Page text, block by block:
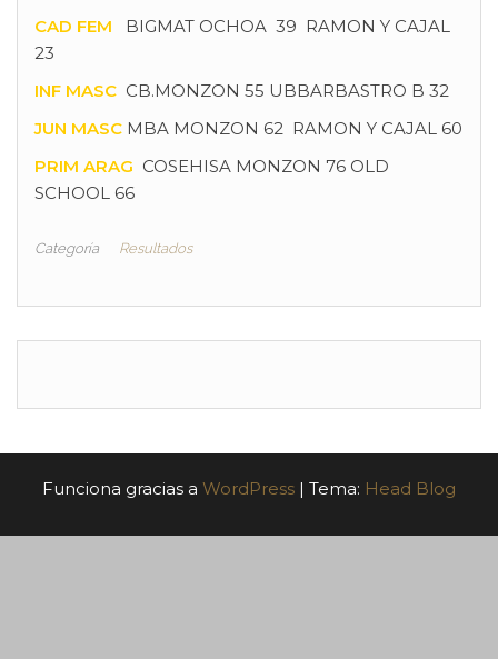
CAD FEM
BIGMAT OCHOA 39 RAMON Y CAJAL
23
INF MASC CB.MONZON 55 UBBARBASTRO B 32
JUN MASC MBA MONZON 62 RAMON Y CAJAL 60
PRIM ARAG COSEHISA MONZON 76 OLD
SCHOOL 66
Categoría Resultados
Funciona gracias a WordPress | Tema: Head Blog